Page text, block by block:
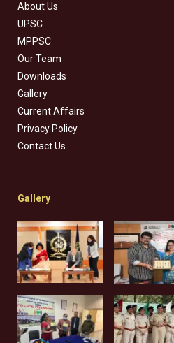
About Us
UPSC
MPPSC
Our Team
Downloads
Gallery
Current Affairs
Privacy Policy
Contact Us
Gallery